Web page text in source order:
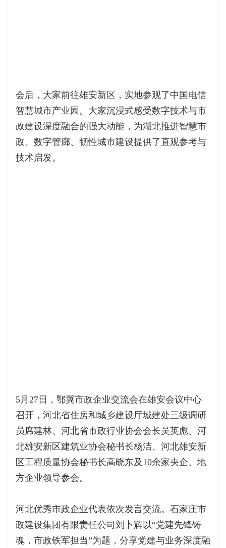
会后，大家前往雄安新区，实地参观了中国电信
智慧城市产业园。大家沉浸式感受数字技术与市
政建设深度融合的强大动能，为湖北推进智慧市
政、数字管廊、韧性城市建设提供了直观参考与
技术启发。
5月27日，鄂冀市政企业交流会在雄安会议中心
召开，河北省住房和城乡建设厅城建处三级调研
员席建林、河北省市政行业协会会长吴英彪、河
北雄安新区建筑业协会秘书长杨洁、河北雄安新
区工程质量协会秘书长高晓东及10余家央企、地
方企业领导参会。
河北优秀市政企业代表依次发言交流。石家庄市
政建设集团有限责任公司刘卜辉以“党建先锋铸
魂，市政铁军担当”为题，分享党建与业务深度融